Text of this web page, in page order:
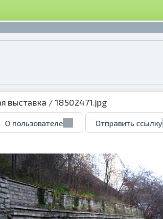
выставка / 18502471.jpg
О пользователе Отправить ссылку